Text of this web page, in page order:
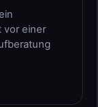
vor einer